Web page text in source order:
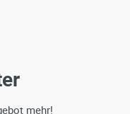
mehr!